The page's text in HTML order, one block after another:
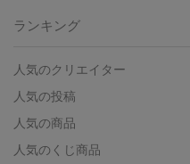
ランキング
人気のクリエイター
人気の投稿
人気の商品
人気のくじ商品